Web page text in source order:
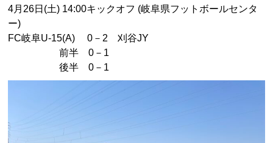
4月26日(土) 14:00キックオフ (岐阜県フットボールセンタ
ー)
FC岐阜U-15(A) 0－2 刈谷JY
前半 0－1
後半 0－1